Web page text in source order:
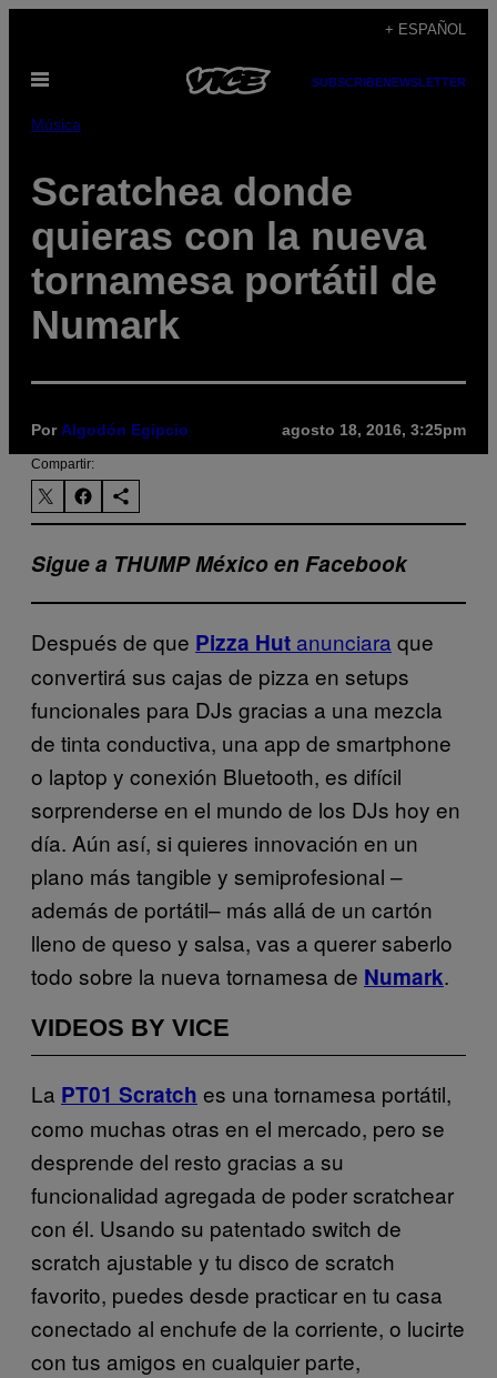
contenido
+ ESPAÑOL
Abrir
SUBSCRIBENEWSLETTER
Música
Scratchea donde
quieras con la nueva
tornamesa portátil de
Numark
Por Algodón Egipcio agosto 18, 2016, 3:25pm
Compartir:
Sigue a THUMP México en Facebook
Después de que Pizza Hut anunciara que
convertirá sus cajas de pizza en setups
funcionales para DJs gracias a una mezcla
de tinta conductiva, una app de smartphone
o laptop y conexión Bluetooth, es difícil
sorprenderse en el mundo de los DJs hoy en
día. Aún así, si quieres innovación en un
plano más tangible y semiprofesional –
además de portátil– más allá de un cartón
lleno de queso y salsa, vas a querer saberlo
todo sobre la nueva tornamesa de Numark.
VIDEOS BY VICE
La PT01 Scratch es una tornamesa portátil,
como muchas otras en el mercado, pero se
desprende del resto gracias a su
funcionalidad agregada de poder scratchear
con él. Usando su patentado switch de
scratch ajustable y tu disco de scratch
favorito, puedes desde practicar en tu casa
conectado al enchufe de la corriente, o lucirte
con tus amigos en cualquier parte,